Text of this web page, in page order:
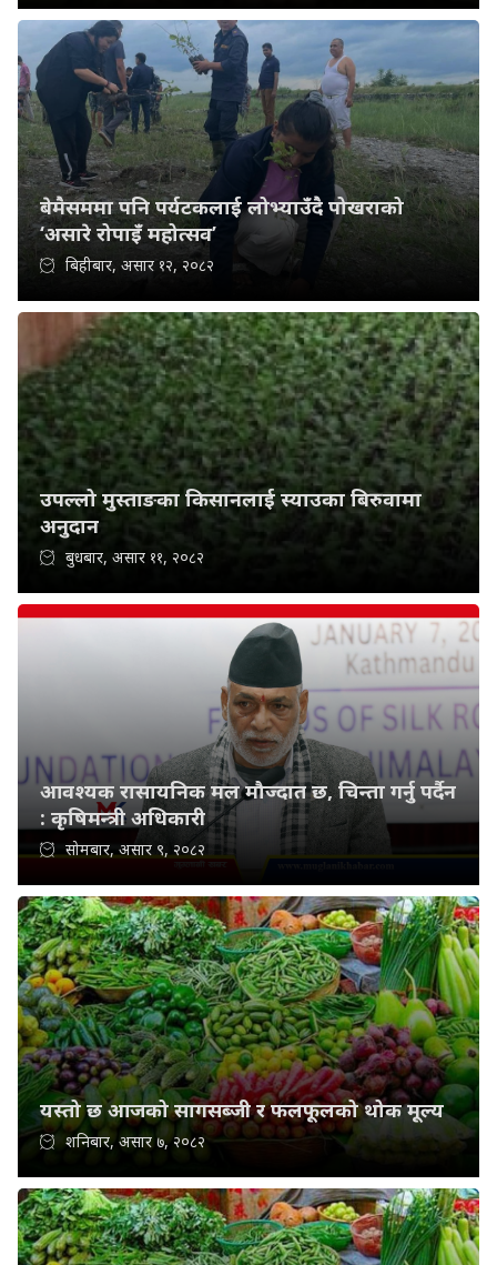
बेमैसममा पनि पर्यटकलाई लोभ्याउँदै पोखराको
‘असारे रोपाइँ महोत्सव’
बिहीबार, असार १२, २०८२
उपल्लो मुस्ताङका किसानलाई स्याउका बिरुवामा
अनुदान
बुधबार, असार ११, २०८२
आवश्यक रासायनिक मल मौज्दात छ, चिन्ता गर्नु पर्दैन
: कृषिमन्त्री अधिकारी
सोमबार, असार ९, २०८२
यस्तो छ आजको सागसब्जी र फलफूलको थोक मूल्य
शनिबार, असार ७, २०८२